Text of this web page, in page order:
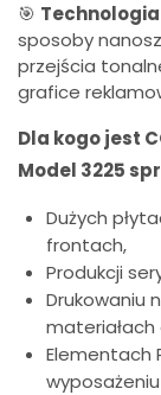
🎯
sposoby
przejścia
grafice
Dla kogo jest
Model 3225
Dużych
frontach,
Produkcji
Drukowaniu
materiałach
Elementach